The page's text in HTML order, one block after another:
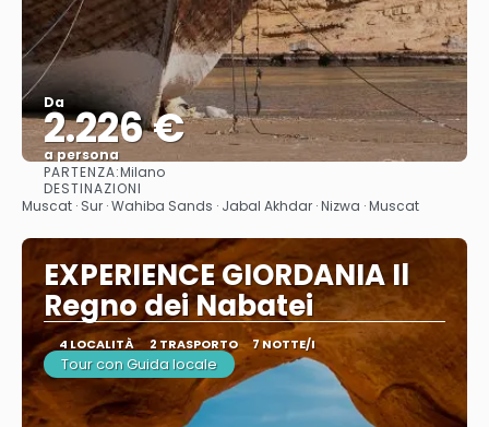
Da
2.226 €
a persona
PARTENZA:Milano
DESTINAZIONI
Muscat · Sur · Wahiba Sands · Jabal Akhdar · Nizwa · Muscat
EXPERIENCE GIORDANIA Il
Regno dei Nabatei
4 LOCALITÀ 2 TRASPORTO 7 NOTTE/I
Tour con Guida locale